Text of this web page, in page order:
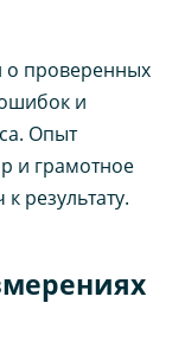
о проверенных
и
Опыт
и грамотное
результату.